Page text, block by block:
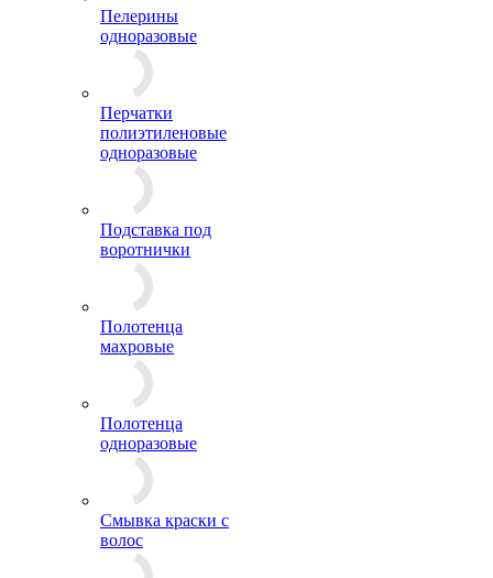
Пелерины
одноразовые
Перчатки
полиэтиленовые
одноразовые
Подставка под
воротнички
Полотенца
махровые
Полотенца
одноразовые
Смывка краски с
волос